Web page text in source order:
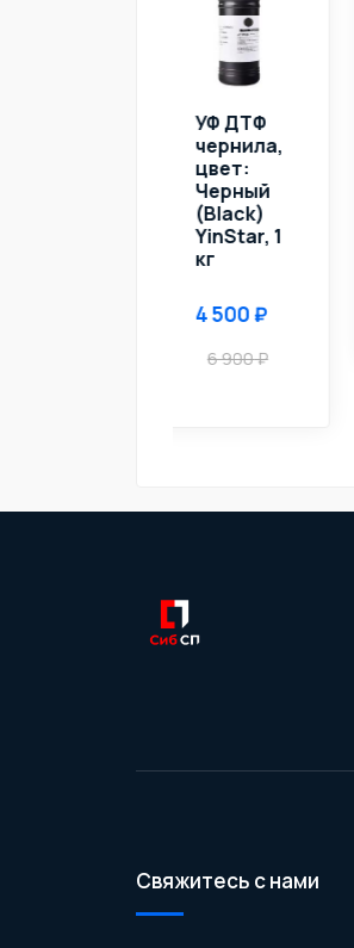
Поролоновые
палочки для
чистки,
зеленые (в
упаковке 50
шт)
Свяжитесь с нами